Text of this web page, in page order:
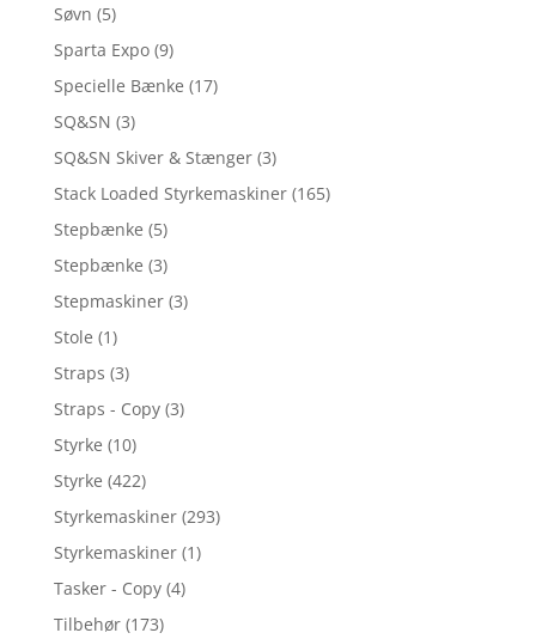
Søvn (5)
Sparta Expo (9)
Specielle Bænke (17)
SQ&SN (3)
SQ&SN Skiver & Stænger (3)
Stack Loaded Styrkemaskiner (165)
Stepbænke (5)
Stepbænke (3)
Stepmaskiner (3)
Stole (1)
Straps (3)
Straps - Copy (3)
Styrke (10)
Styrke (422)
Styrkemaskiner (293)
Styrkemaskiner (1)
Tasker - Copy (4)
Tilbehør (173)